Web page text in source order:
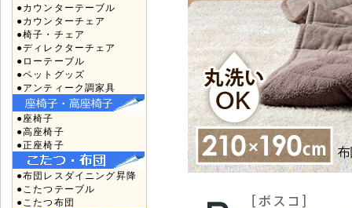
●カウンターテーブル
●カウンターチェア
●椅子・チェア
●ディレクターチェア
●ローテーブル
●ペットグッズ
●アンティーク調家具
●座椅子
●高座椅子
●正座椅子
●布団レスダイニング昇降
●こたつテーブル
●こたつ布団